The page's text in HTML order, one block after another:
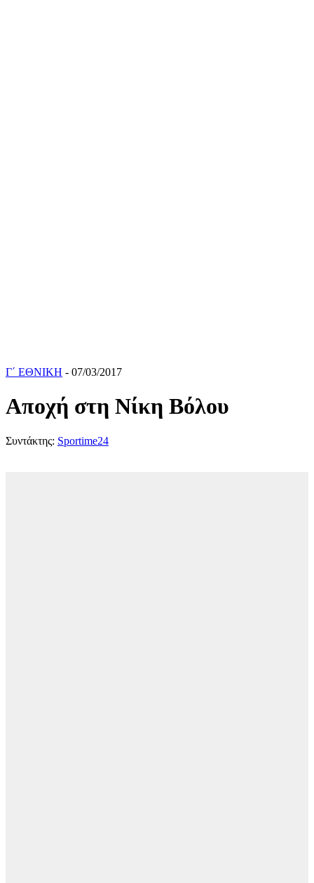
Γ΄ ΕΘΝΙΚΗ - 07/03/2017
Αποχή στη Νίκη Βόλου
Συντάκτης: Sportime24